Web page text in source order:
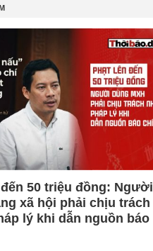
50 triệu đồng: Người
xã hội phải chịu trách
lý khi dẫn nguồn báo